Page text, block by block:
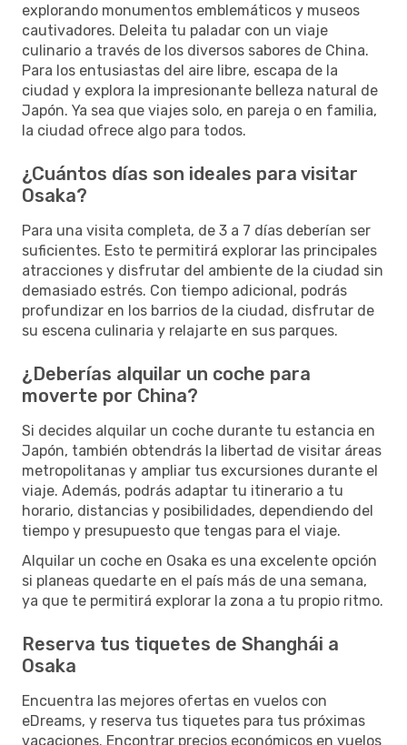
explorando monumentos emblemáticos y museos
cautivadores. Deleita tu paladar con un viaje
culinario a través de los diversos sabores de China.
Para los entusiastas del aire libre, escapa de la
ciudad y explora la impresionante belleza natural de
Japón. Ya sea que viajes solo, en pareja o en familia,
la ciudad ofrece algo para todos.
¿Cuántos días son ideales para visitar
Osaka?
Para una visita completa, de 3 a 7 días deberían ser
suficientes. Esto te permitirá explorar las principales
atracciones y disfrutar del ambiente de la ciudad sin
demasiado estrés. Con tiempo adicional, podrás
profundizar en los barrios de la ciudad, disfrutar de
su escena culinaria y relajarte en sus parques.
¿Deberías alquilar un coche para
moverte por China?
Si decides alquilar un coche durante tu estancia en
Japón, también obtendrás la libertad de visitar áreas
metropolitanas y ampliar tus excursiones durante el
viaje. Además, podrás adaptar tu itinerario a tu
horario, distancias y posibilidades, dependiendo del
tiempo y presupuesto que tengas para el viaje.
Alquilar un coche en Osaka es una excelente opción
si planeas quedarte en el país más de una semana,
ya que te permitirá explorar la zona a tu propio ritmo.
Reserva tus tiquetes de Shanghái a
Osaka
Encuentra las mejores ofertas en vuelos con
eDreams, y reserva tus tiquetes para tus próximas
vacaciones. Encontrar precios económicos en vuelos